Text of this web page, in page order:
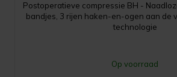
Postoperatieve compressie BH -
bandjes, 3 rijen haken-en-ogen aan de
technologie
Op voorraad